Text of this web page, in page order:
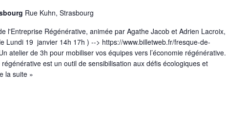
Rue Kuhn, Strasbourg
l'Entreprise Régénérative, animée par Agathe Jacob et Adrien Lacroix,
Lundi 19 janvier 14h 17h ) --> https://www.billetweb.fr/fresque-de-
atelier de 3h pour mobiliser vos équipes vers l’économie régénérative.
est un outil de sensibilisation aux défis écologiques et
la suite »